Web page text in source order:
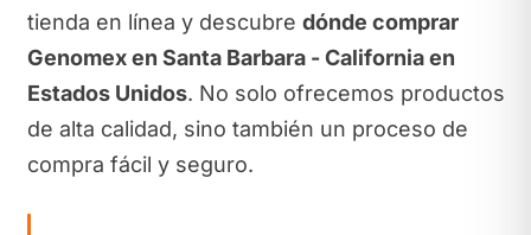
tienda en línea y descubre dónde comprar
Genomex en Santa Barbara - California en
Estados Unidos. No solo ofrecemos productos
de alta calidad, sino también un proceso de
compra fácil y seguro.